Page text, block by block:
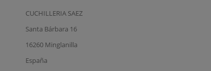
CUCHILLERIA SAEZ
Santa Bárbara 16
16260 Minglanilla
España